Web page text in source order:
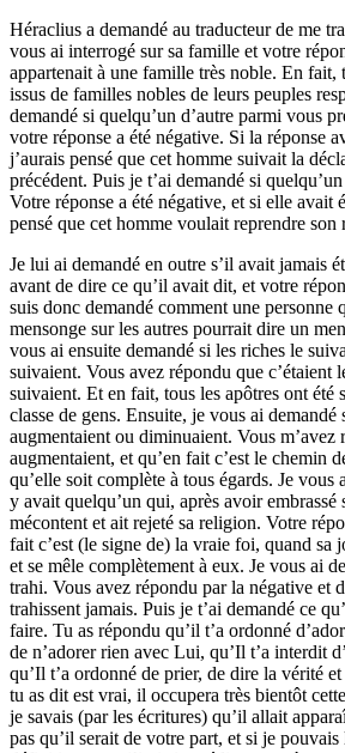
Héraclius a demandé au traducteur de me
vous ai interrogé sur sa famille et votre
appartenait à une famille très noble. En fait,
issus de familles nobles de leurs peuples
demandé si quelqu’un d’autre parmi vous
votre réponse a été négative. Si la réponse
j’aurais pensé que cet homme suivait la
précédent. Puis je t’ai demandé si
Votre réponse a été négative, et si elle avait
pensé que cet homme voulait reprendre son
Je lui ai demandé en outre s’il avait jamais
avant de dire ce qu’il avait dit, et votre
suis donc demandé comment une personne
mensonge sur les autres pourrait dire un
vous ai ensuite demandé si les riches le
suivaient. Vous avez répondu que c’étaient
suivaient. Et en fait, tous les apôtres ont été
classe de gens. Ensuite, je vous ai demandé
augmentaient ou diminuaient. Vous m’avez
augmentaient, et qu’en fait c’est le chemin
qu’elle soit complète à tous égards. Je vous
y avait quelqu’un qui, après avoir
mécontent et ait rejeté sa religion. Votre
fait c’est (le signe de) la vraie foi, quand sa
et se mêle complètement à eux. Je vous ai
trahi. Vous avez répondu par la négative et
trahissent jamais. Puis je t’ai demandé ce
faire. Tu as répondu qu’il t’a ordonné
de n’adorer rien avec Lui, qu’Il t’a interdit
qu’Il t’a ordonné de prier, de dire la vérité
tu as dit est vrai, il occupera très bientôt
je savais (par les écritures) qu’il allait
pas qu’il serait de votre part, et si je pouvais